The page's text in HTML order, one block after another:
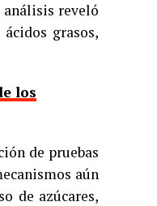
análisis reveló
grasos,
los
de pruebas
aún
de azúcares,